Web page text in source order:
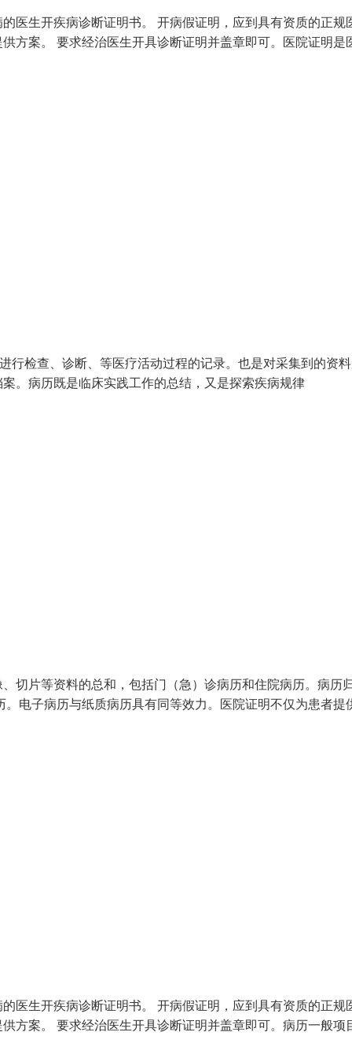
医生开疾病诊断证明书。 开病假证明，应到具有资质的正规
方案。 要求经治医生开具诊断证明并盖章即可。医院证明是
检查、诊断、等医疗活动过程的记录。也是对采集到的资
。病历既是临床实践工作的总结，又是探索疾病规律
切片等资料的总和，包括门（急）诊病历和住院病历。病历
电子病历与纸质病历具有同等效力。医院证明不仅为患者提
医生开疾病诊断证明书。 开病假证明，应到具有资质的正规
方案。 要求经治医生开具诊断证明并盖章即可。病历一般项